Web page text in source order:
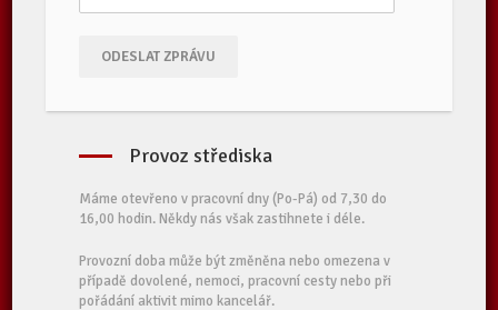
ODESLAT ZPRÁVU
Provoz střediska
Máme otevřeno v pracovní dny (Po-Pá) od 7,30 do
16,00 hodin. Někdy nás však zastihnete i déle.
Provozní doba může být změněna nebo omezena v
případě dovolené, nemoci, pracovní cesty nebo při
pořádání aktivit mimo kancelář.